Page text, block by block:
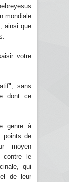
mondiale
ainsi que
votre
sans
dont ce
genre à
points de
moyen
contre le
qui
de leur